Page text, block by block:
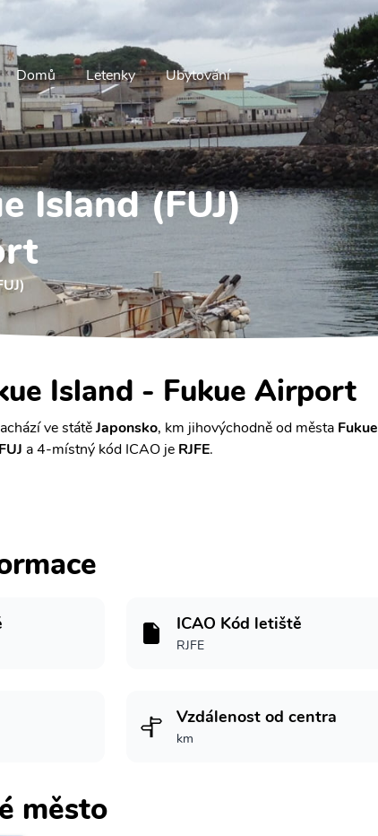
Domů Letenky Ubytování
Island (FUJ)
Island - Fukue Airport
ve státěJaponsko, km jihovýchodně od města Fukue
FUJ a 4-místný kód ICAO je RJFE.
ICAO Kód letiště
RJFE
Vzdálenost od centra
km
město